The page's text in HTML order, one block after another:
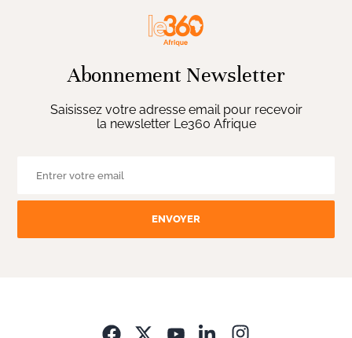
Abonnement Newsletter
Saisissez votre adresse email pour recevoir
la newsletter Le360 Afrique
ENVOYER